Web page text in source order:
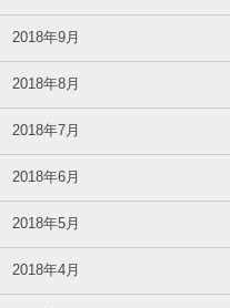
2018年9月
2018年8月
2018年7月
2018年6月
2018年5月
2018年4月